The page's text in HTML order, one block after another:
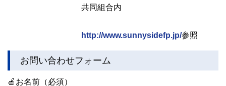
共同組合内
http://www.sunnysidefp.jp/参照
お問い合わせフォーム
🍎お名前（必須）